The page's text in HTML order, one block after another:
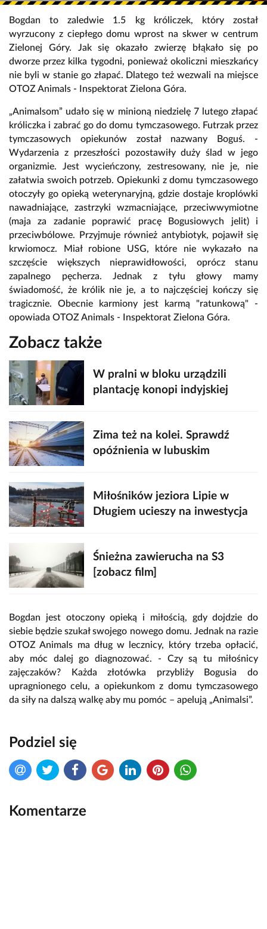
Bogdan to zaledwie 1.5 kg króliczek, który został
wyrzucony z ciepłego domu wprost na skwer w centrum
Zielonej Góry. Jak się okazało zwierzę błąkało się po
dworze przez kilka tygodni, ponieważ okoliczni mieszkańcy
nie byli w stanie go złapać. Dlatego też wezwali na miejsce
OTOZ Animals - Inspektorat Zielona Góra.
„Animalsom” udało się w minioną niedzielę 7 lutego złapać
króliczka i zabrać go do domu tymczasowego. Futrzak przez
tymczasowych opiekunów został nazwany Boguś. -
Wydarzenia z przeszłości pozostawiły duży ślad w jego
organizmie. Jest wycieńczony, zestresowany, nie je, nie
załatwia swoich potrzeb. Opiekunki z domu tymczasowego
otoczyły go opieką weterynaryjną, gdzie dostaje kroplówki
nawadniające, zastrzyki wzmacniające, przeciwwymiotne
(maja za zadanie poprawić pracę Bogusiowych jelit) i
przeciwbólowe. Przyjmuje również antybiotyk, pojawił się
krwiomocz. Miał robione USG, które nie wykazało na
szczęście większych nieprawidłowości, oprócz stanu
zapalnego pęcherza. Jednak z tyłu głowy mamy
świadomość, że królik nie je, a to najczęściej kończy się
tragicznie. Obecnie karmiony jest karmą "ratunkową" -
opowiada OTOZ Animals - Inspektorat Zielona Góra.
Zobacz także
W pralni w bloku urządzili
plantację konopi indyjskiej
Zima też na kolei. Sprawdź
opóźnienia w lubuskim
Miłośników jeziora Lipie w
Długiem ucieszy na inwestycja
Śnieżna zawierucha na S3
[zobacz film]
Bogdan jest otoczony opieką i miłością, gdy dojdzie do
siebie będzie szukał swojego nowego domu. Jednak na razie
OTOZ Animals ma dług w lecznicy, który trzeba opłacić,
aby móc dalej go diagnozować. - Czy są tu miłośnicy
zajęczaków? Każda złotówka przybliży Bogusia do
upragnionego celu, a opiekunkom z domu tymczasowego
da siły na dalszą walkę aby mu pomóc – apelują „Animalsi”.
Podziel się
Komentarze